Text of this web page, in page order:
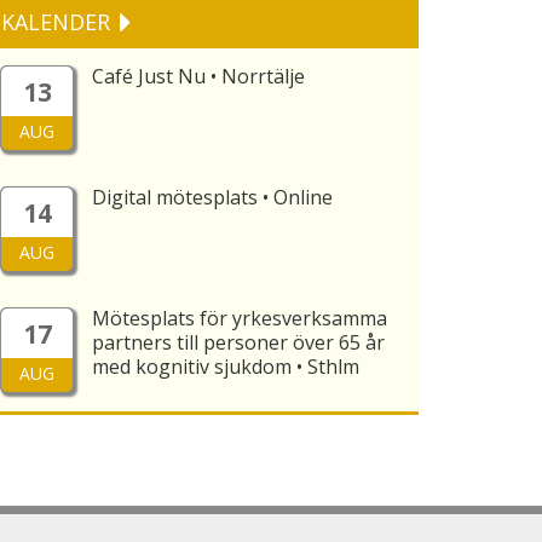
KALENDER
13
AUG
Café Just Nu • Norrtälje
14
AUG
Digital mötesplats • Online
17
AUG
Mötesplats för yrkesverksamma
partners till personer över 65 år
med kognitiv sjukdom • Sthlm